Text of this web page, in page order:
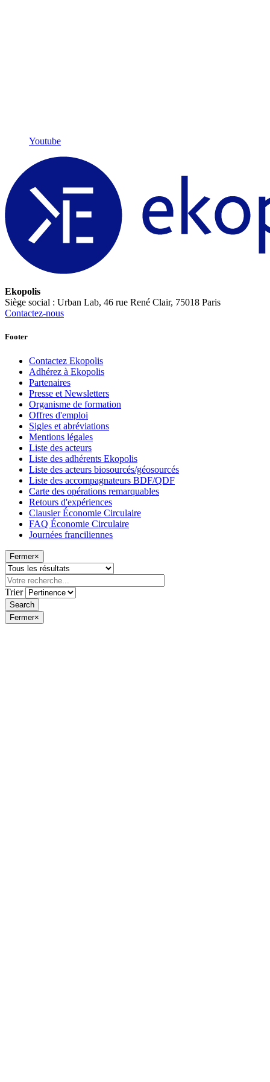
Youtube
Ekopolis
Siège social : Urban Lab, 46 rue René Clair, 75018 Paris
Contactez-nous
Footer
Contactez Ekopolis
Adhérez à Ekopolis
Partenaires
Presse et Newsletters
Organisme de formation
Offres d'emploi
Sigles et abréviations
Mentions légales
Liste des acteurs
Liste des adhérents Ekopolis
Liste des acteurs biosourcés/géosourcés
Liste des accompagnateurs BDF/QDF
Carte des opérations remarquables
Retours d'expériences
Clausier Économie Circulaire
FAQ Économie Circulaire
Journées franciliennes
Fermer×
Trier
Fermer×